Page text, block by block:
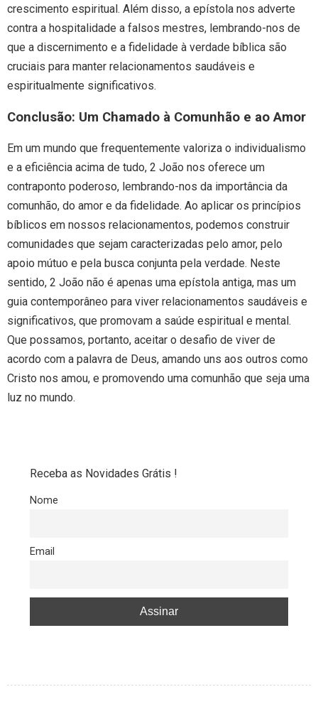
crescimento espiritual. Além disso, a epístola nos adverte
contra a hospitalidade a falsos mestres, lembrando-nos de
que a discernimento e a fidelidade à verdade bíblica são
cruciais para manter relacionamentos saudáveis e
espiritualmente significativos.
Conclusão: Um Chamado à Comunhão e ao Amor
Em um mundo que frequentemente valoriza o individualismo
e a eficiência acima de tudo, 2 João nos oferece um
contraponto poderoso, lembrando-nos da importância da
comunhão, do amor e da fidelidade. Ao aplicar os princípios
bíblicos em nossos relacionamentos, podemos construir
comunidades que sejam caracterizadas pelo amor, pelo
apoio mútuo e pela busca conjunta pela verdade. Neste
sentido, 2 João não é apenas uma epístola antiga, mas um
guia contemporâneo para viver relacionamentos saudáveis e
significativos, que promovam a saúde espiritual e mental.
Que possamos, portanto, aceitar o desafio de viver de
acordo com a palavra de Deus, amando uns aos outros como
Cristo nos amou, e promovendo uma comunhão que seja uma
luz no mundo.
Receba as Novidades Grátis !
Nome
Email